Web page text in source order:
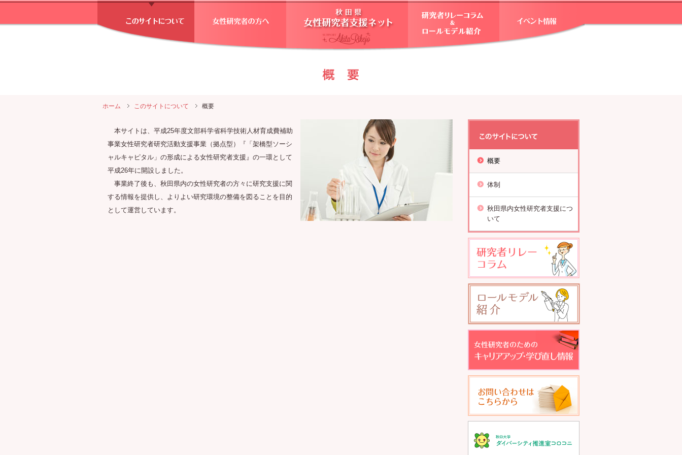
ホーム このサイトについて 概要
本サイトは、平成25年度文部科学省科学技術人材育成費補助
事業女性研究者研究活動支援事業（拠点型）『「架橋型ソーシ
ャルキャピタル」の形成による女性研究者支援』の一環として
平成26年に開設しました。
事業終了後も、秋田県内の女性研究者の方々に研究支援に関
する情報を提供し、よりよい研究環境の整備を図ることを目的
として運営しています。
概要
体制
秋田県内女性研究者支援につ
いて